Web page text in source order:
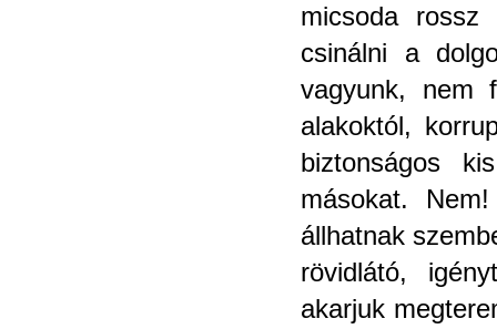
micsoda rossz
csinálni a
vagyunk, nem
alakoktól,
biztonságos
másokat.
állhatnak
rövidlátó,
akarjuk